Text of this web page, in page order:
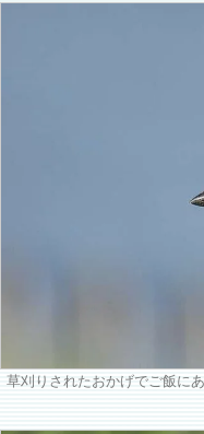
草刈りされたおかげでご飯に